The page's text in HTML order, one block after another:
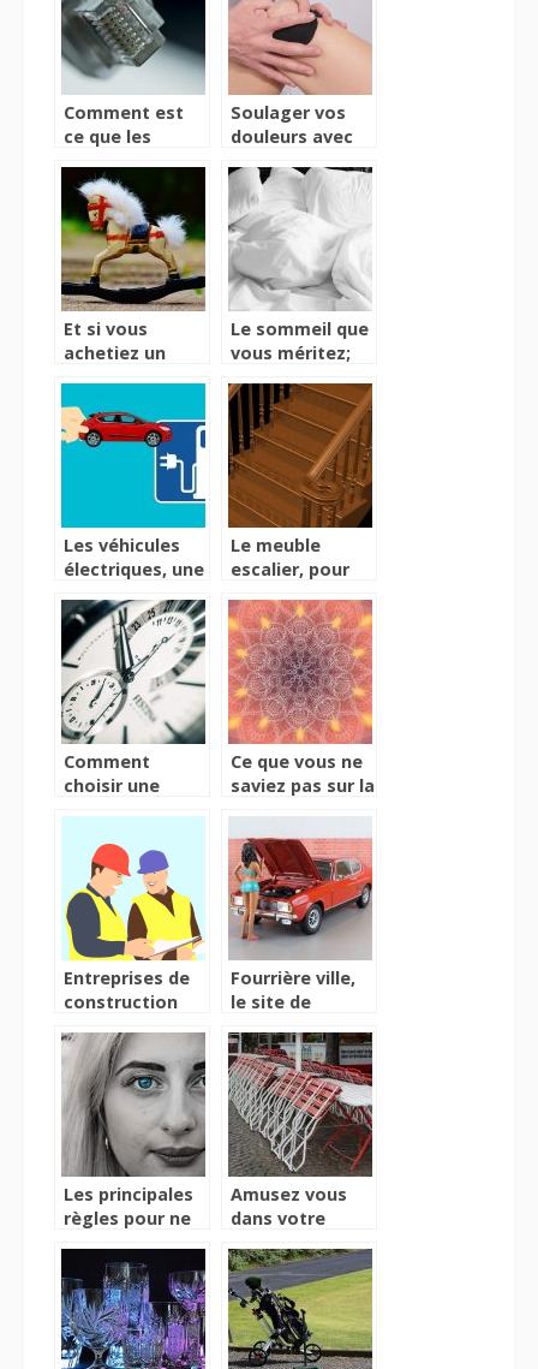
réchaud
innovant
vision de la
santé ?
Comment est
ce que les
influent sur
l’utilisation de
l’Internet ?
Soulager vos
douleurs avec
Et si vous
achetiez un
pour votre
enfant ?
Le sommeil que
vous méritez;
coussins
orthopédiques
Les véhicules
électriques, une
bénéfique
Le meuble
escalier, pour
originale
Comment
choisir une
Ce que vous ne
saviez pas sur la
Mandala
Entreprises de
construction
Fourrière ville,
le site de
Les principales
règles pour ne
cicatrices
d’acné
Amusez vous
dans votre
une table
pliante